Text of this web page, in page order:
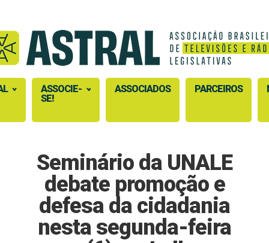
ASSOCIE-
SE!
ASSOCIADOS PARCEIROS
Seminário da UNALE
debate promoção e
defesa da cidadania
nesta segunda-feira